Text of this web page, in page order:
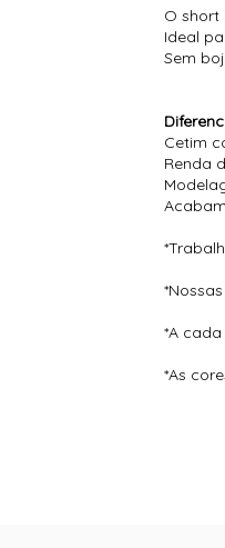
O
Ideal
Sem
Cetim
Renda
*A
*As